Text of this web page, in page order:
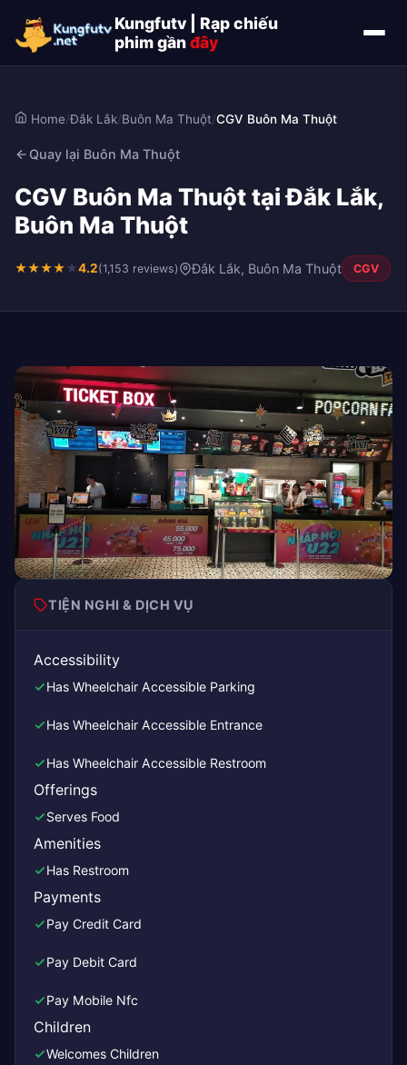
Kungfutv | Rạp chiếu
phim gầnđây
Home/Đắk Lắk/Buôn Ma Thuột/CGV Buôn Ma Thuột
Quay lại Buôn Ma Thuột
CGV Buôn Ma Thuột tại Đắk Lắk,
Buôn Ma Thuột
★★★★★4.2(1,153 reviews) Đắk Lắk, Buôn Ma Thuột CGV
TIỆN NGHI & DỊCH VỤ
Accessibility
Has Wheelchair Accessible Parking
Has Wheelchair Accessible Entrance
Has Wheelchair Accessible Restroom
Offerings
Serves Food
Amenities
Has Restroom
Payments
Pay Credit Card
Pay Debit Card
Pay Mobile Nfc
Children
Welcomes Children